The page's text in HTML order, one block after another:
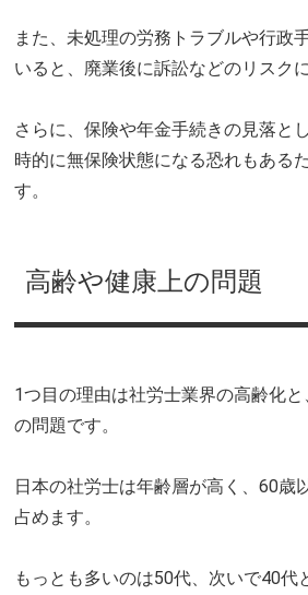
また、未処理の労務トラブルや行政
いると、廃業後に訴訟などのリスク
さらに、保険や年金手続きの見落と
時的に無保険状態になる恐れもある
す。
高齢や健康上の問題
1つ目の理由は社労士業界の高齢化
の問題です。
日本の社労士は年齢層が高く、60歳
占めます。
もっとも多いのは50代、次いで40代